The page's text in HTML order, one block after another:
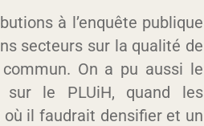
à l’enquête publique
secteurs sur la qualité de
On a pu aussi le
sur le PLUiH, quand les
il faudrait densifier et un